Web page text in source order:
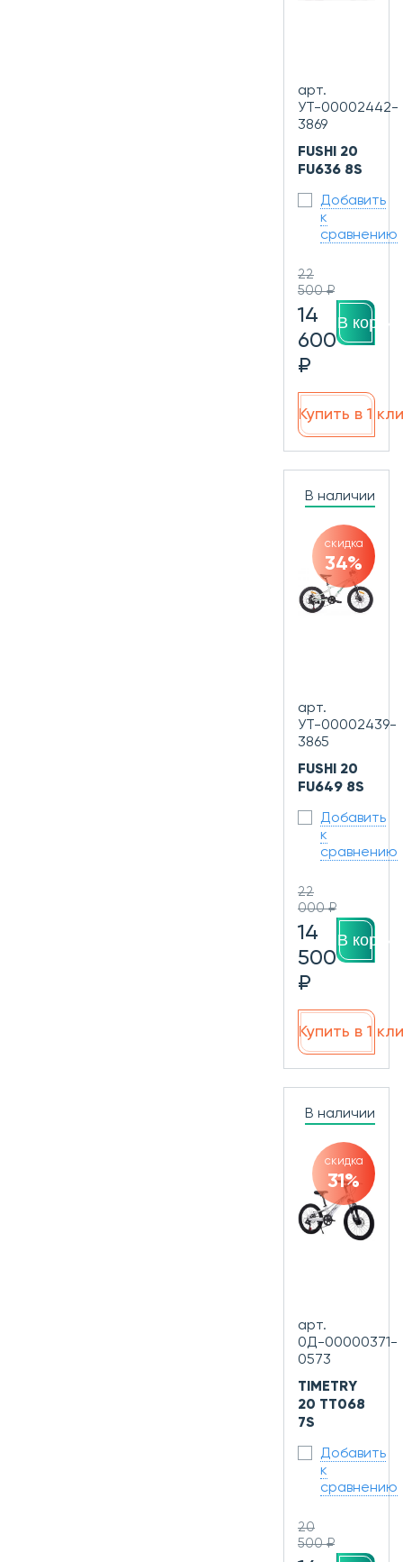
арт.
УТ-00002442-
3869
FUSHI 20
FU636 8S
Добавить
к
сравнению
22
500 ₽
14
600
₽
В
Купить в 1
В наличии
скидка
34%
арт.
УТ-00002439-
3865
FUSHI 20
FU649 8S
Добавить
к
сравнению
22
000 ₽
14
500
₽
В
Купить в 1
В наличии
скидка
31%
арт.
0Д-00000371-
0573
TIMETRY
20 TT068
7S
Добавить
к
сравнению
20
500 ₽